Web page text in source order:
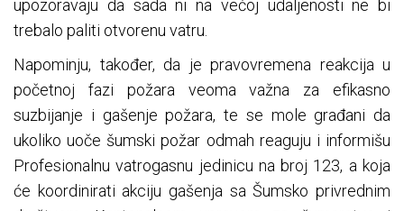
upozoravaju da sada ni na većoj udaljenosti ne bi
trebalo paliti otvorenu vatru.
Napominju, također, da je pravovremena reakcija u
početnoj fazi požara veoma važna za efikasno
suzbijanje i gašenje požara, te se mole građani da
ukoliko uoče šumski požar odmah reaguju i informišu
Profesionalnu vatrogasnu jedinicu na broj 123, a koja
će koordinirati akciju gašenja sa Šumsko privrednim